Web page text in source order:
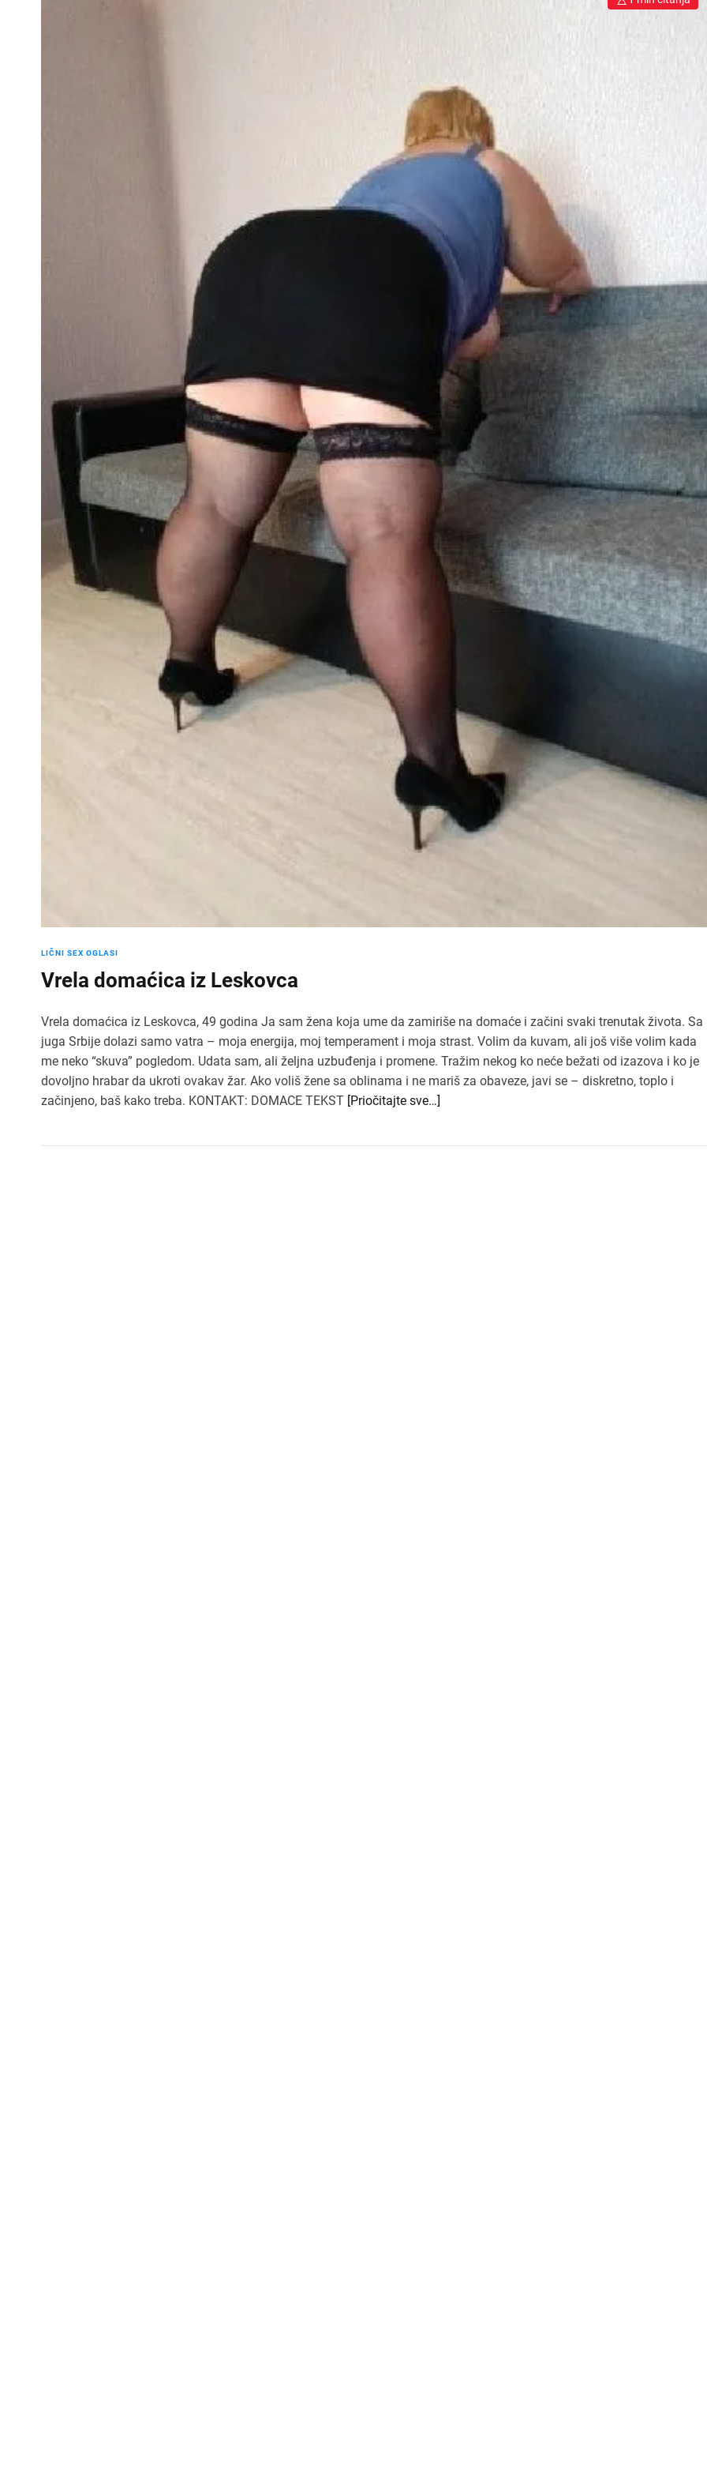
LIČNI SEX OGLASI
Vrela domaćica iz Leskovca
Vrela domaćica iz Leskovca, 49 godina Ja sam žena koja ume da zamiriše na domaće i začini svaki trenutak života. Sa
juga Srbije dolazi samo vatra – moja energija, moj temperament i moja strast. Volim da kuvam, ali još više volim kada
me neko “skuva” pogledom. Udata sam, ali željna uzbuđenja i promene. Tražim nekog ko neće bežati od izazova i ko je
dovoljno hrabar da ukroti ovakav žar. Ako voliš žene sa oblinama i ne mariš za obaveze, javi se – diskretno, toplo i
začinjeno, baš kako treba. KONTAKT: DOMACE TEKST [Priočitajte sve…]